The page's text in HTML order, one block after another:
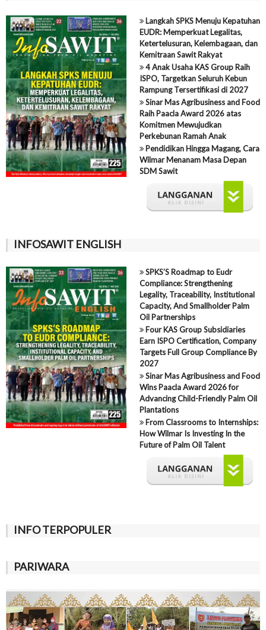
Langkah SPKS Menuju Kepatuhan
EUDR: Memperkuat Legalitas,
Ketertelusuran, Kelembagaan, dan
Kemitraan Sawit Rakyat
4 Anak Usaha KAS Group Raih
ISPO, Targetkan Seluruh Kebun
Rampung Tersertifikasi di 2027
Sinar Mas Agribusiness and Food
Raih Paacla Award 2026 atas
Komitmen Mewujudkan
Perkebunan Ramah Anak
Pendidikan Hingga Magang, Cara
Wilmar Menanam Masa Depan
SDM Sawit
INFOSAWIT ENGLISH
SPKS’S Roadmap to Eudr
Compliance: Strengthening
Legality, Traceability, Institutional
Capacity, And Smallholder Palm
Oil Partnerships
Four KAS Group Subsidiaries
Earn ISPO Certification, Company
Targets Full Group Compliance By
2027
Sinar Mas Agribusiness and Food
Wins Paacla Award 2026 for
Advancing Child-Friendly Palm Oil
Plantations
From Classrooms to Internships:
How Wilmar Is Investing In the
Future of Palm Oil Talent
INFO TERPOPULER
PARIWARA